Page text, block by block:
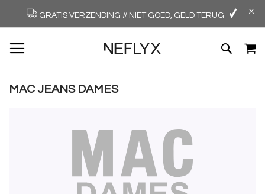
GRATIS VERZENDING // NIET GOED, GELD TERUG
NAAR
DE
ZOEK
MAC JEANS DAMES